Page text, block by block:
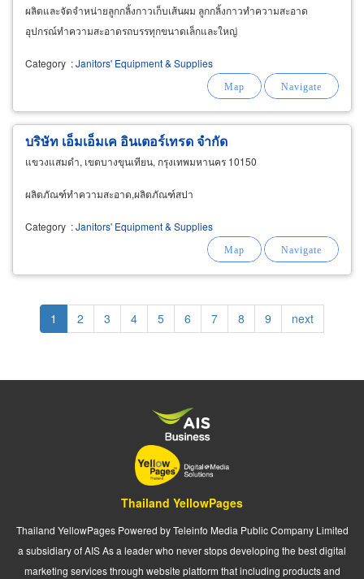
ผลิตและจัดจำหน่ายลูกกลิ้งกาวเก็บเส้นผม ลูกกลิ้งกาวทำความสะอาด
อุปกรณ์ทำความสะอาดรถบรรทุกขนาดเล็กและใหญ่
Category :Janitors' Equipment & Supplies
บริษัท เอ็มเอ็มเค อินเตอร์เทรด จำกัด
แขวงแสมดำ, เขตบางขุนเทียน, กรุงเทพมหานคร 10150
ผลิตภัณฑ์ทำความสะอาด,ผลิตภัณฑ์สปา
Category :Janitors' Equipment & Supplies
Pagination
Current
page
1 Page
2 Page
3 Page
4 Page
5 Page
6 Page
7 Page
8 Page
9
Next
page
next
Thailand YellowPages
Thailand YellowPages Powered by Teleinfo Media Public Company Limited
a subsidiary of AIS As a leader who never stops developing the best digital
marketing services through website platform that including products and